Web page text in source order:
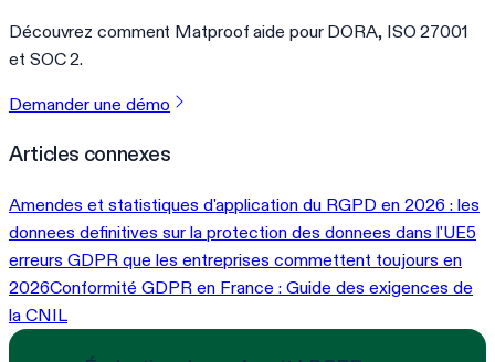
Découvrez comment Matproof aide pour DORA, ISO 27001
et SOC 2.
Demander une démo
Articles connexes
Amendes et statistiques d'application du RGPD en 2026 : les
donnees definitives sur la protection des donnees dans l'UE5
erreurs GDPR que les entreprises commettent toujours en
2026Conformité GDPR en France : Guide des exigences de
la CNIL